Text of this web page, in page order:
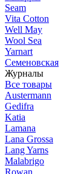
Seam
Vita Cotton
Well May
Wool Sea
Yarnart
Семеновская
Журналы
Все товары
Austermann
Gedifra
Katia
Lamana
Lana Grossa
Lang Yarns
Malabrigo
Rowan